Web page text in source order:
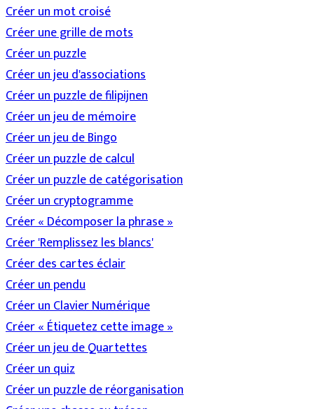
Créer un mot croisé
Créer une grille de mots
Créer un puzzle
Créer un jeu d'associations
Créer un puzzle de filipijnen
Créer un jeu de mémoire
Créer un jeu de Bingo
Créer un puzzle de calcul
Créer un puzzle de catégorisation
Créer un cryptogramme
Créer « Décomposer la phrase »
Créer 'Remplissez les blancs'
Créer des cartes éclair
Créer un pendu
Créer un Clavier Numérique
Créer « Étiquetez cette image »
Créer un jeu de Quartettes
Créer un quiz
Créer un puzzle de réorganisation